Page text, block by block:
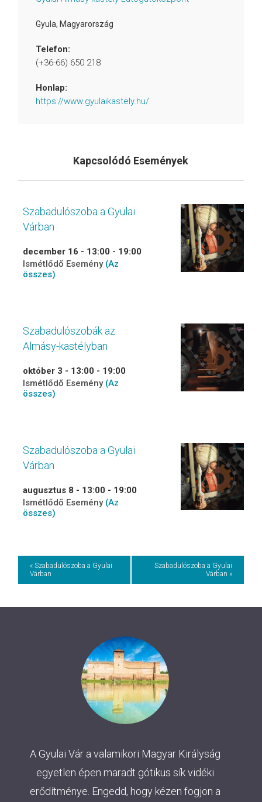
Gyula, Magyarország
Telefon:
(+36-66) 650 218
Honlap:
https://www.gyulaikastely.hu/
Kapcsolódó Események
Szabadulószoba a Gyulai
Várban
december 16 - 13:00 - 19:00
Ismétlődő Esemény (Az
összes)
Szabadulószobák az
Almásy-kastélyban
október 3 - 13:00 - 19:00
Ismétlődő Esemény (Az
összes)
Szabadulószoba a Gyulai
Várban
augusztus 8 - 13:00 - 19:00
Ismétlődő Esemény (Az
összes)
Event
Navigation
« Szabadulószoba a Gyulai
Várban
Szabadulószoba a Gyulai
Várban »
A Gyulai Vár a valamikori Magyar Királyság
egyetlen épen maradt gótikus sík vidéki
erődítménye. Engedd, hogy kézen fogjon a